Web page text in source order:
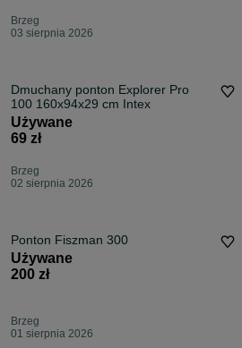
Brzeg
03 sierpnia 2026
Dmuchany ponton Explorer Pro
100 160x94x29 cm Intex
Używane
69 zł
Brzeg
02 sierpnia 2026
Ponton Fiszman 300
Używane
200 zł
Brzeg
01 sierpnia 2026